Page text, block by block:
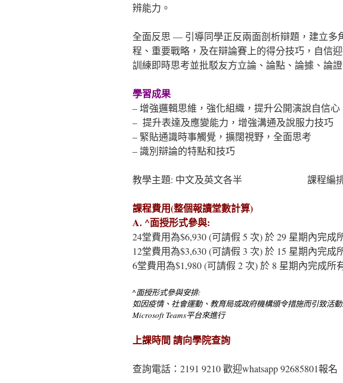
辨能力。
全面反思 — 引導同學正反兩面剖析辯題，建立多
程、重要戰略，及在辯論賽上的得分技巧，自信
訓練即時思考並批駁友方立論、論點、論據、論
學習成果
– 增強邏輯思維，強化組織，提升公開演說自信心
– 提升表達及應變能力，增強溝通及說服力技巧
– 緊貼通識時事觸覺，擴闊視野，全面思考
– 識別辯論的特點和技巧
教學主題: 中文及英文各半 課程編排：
課程費用(整個報讀堂數計算)
A. ^面授形式參與:
24堂費用為$6,930 (可請假 5 次) 於 29 星期內完成
12堂費用為$3,630 (可請假 3 次) 於 15 星期內完成
6堂費用為$1,980 (可請假 2 次) 於 8 星期內完成所
^面授形式參與安排:
如因疫情、社會運動、教育局或政府機構頒令措施而引致活
Microsoft Teams平台來進行
上課時間 請向學院查詢
查詢電話：2191 9210 歡迎whatsapp 92685801報名